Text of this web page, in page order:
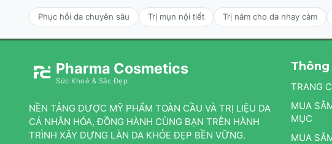
Phục hồi da chuyên sâu Trị mụn nội tiết Trị nám cho da nhạy cảm
Pharma Cosmetics
Sức Khoẻ & Sắc Đẹp
NỀN TẢNG DƯỢC MỸ PHẨM TOÀN CẦU VÀ TRỊ LIỆU DA
CÁ NHÂN HÓA, ĐỒNG HÀNH CÙNG BẠN TRÊN HÀNH
TRÌNH XÂY DỰNG LÀN DA KHỎE ĐẸP BỀN VỮNG.
TRANG
MUA
MỤC
MUA